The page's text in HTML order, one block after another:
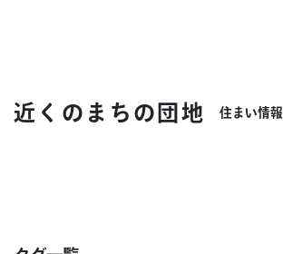
近くのまちの団地 住まい情